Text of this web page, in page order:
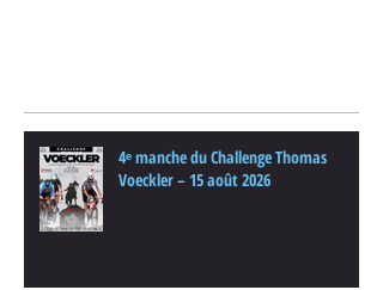
4ᵉ manche du Challenge Thomas
Voeckler – 15 août 2026